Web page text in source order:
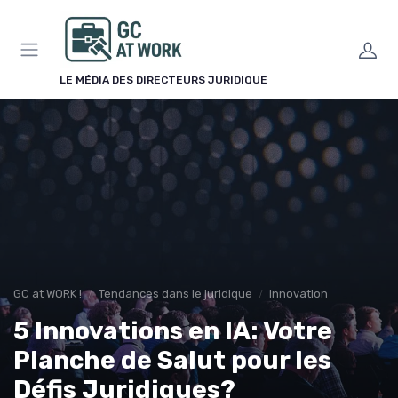
LE MÉDIA DES DIRECTEURS JURIDIQUE
GC at WORK ! Tendances dans le juridique Innovation
5 Innovations en IA: Votre
Planche de Salut pour les
Défis Juridiques?